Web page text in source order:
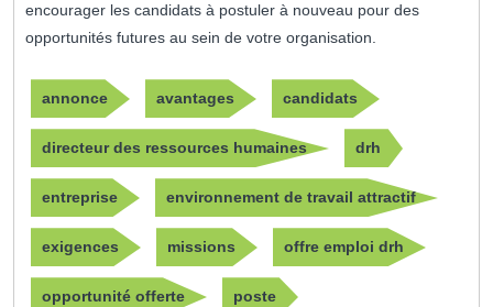
encourager les candidats à postuler à nouveau pour des
opportunités futures au sein de votre organisation.
annonce avantages candidats
directeur des ressources humaines drh
entreprise environnement de travail attractif
exigences missions offre emploi drh
opportunité offerte poste